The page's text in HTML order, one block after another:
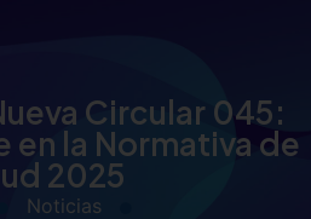
Circular 045:
en la Normativa de
2025
Noticias